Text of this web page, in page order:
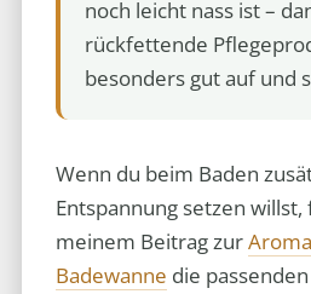
noch leicht nass ist –
rückfettende
besonders gut auf und
Wenn du beim Baden
Entspannung setzen
meinem Beitrag zur
Badewanne die